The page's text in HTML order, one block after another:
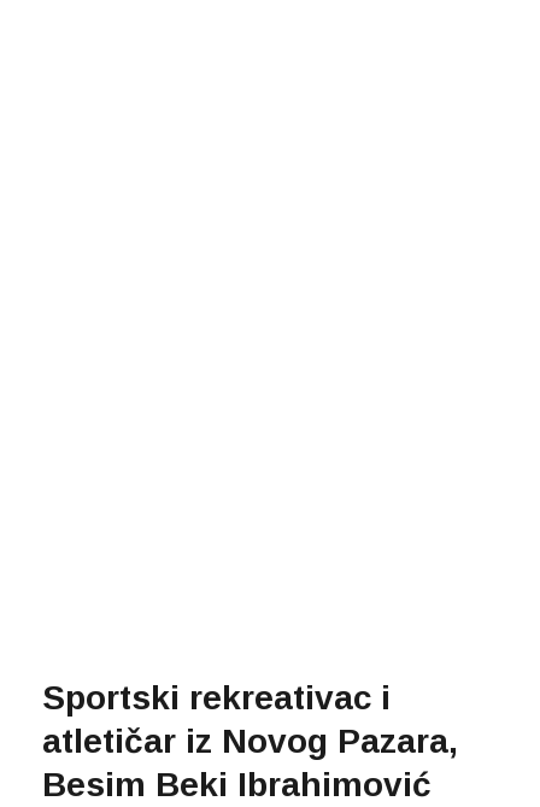
Sportski rekreativac i
atletičar iz Novog Pazara,
Besim Beki Ibrahimović